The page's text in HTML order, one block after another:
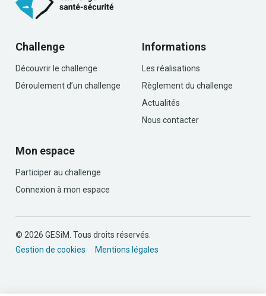
Challenge
Découvrir le challenge
Déroulement d’un challenge
Informations
Les réalisations
Règlement du challenge
Actualités
Nous contacter
Mon espace
Participer au challenge
Connexion à mon espace
© 2026 GESiM. Tous droits réservés.
Gestion de cookies
Mentions légales